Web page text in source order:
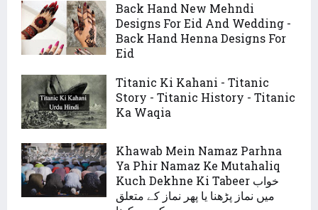
Back Hand New Mehndi
Designs For Eid And Wedding -
Back Hand Henna Designs For
Eid
Titanic Ki Kahani - Titanic
Story - Titanic History - Titanic
Ka Waqia
Khawab Mein Namaz Parhna
Ya Phir Namaz Ke Mutahaliq
Kuch Dekhne Ki Tabeer خواب
میں نماز پڑھنا یا پھر نماز کے متعلق